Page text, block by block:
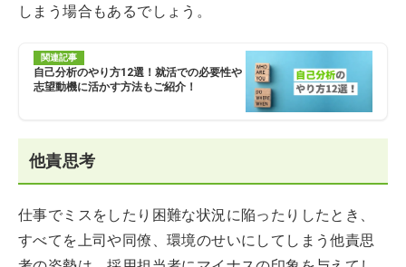
しまう場合もあるでしょう。
関連記事
自己分析のやり方12選！就活での必要性や
志望動機に活かす方法もご紹介！
他責思考
仕事でミスをしたり困難な状況に陥ったりしたとき、
すべてを上司や同僚、環境のせいにしてしまう他責思